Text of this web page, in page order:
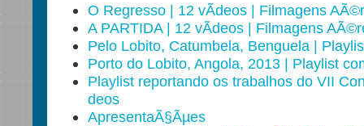
O Regresso | 12 vÃ­deos | Filmagens
A PARTIDA | 12 vÃ­deos | Filmagens
Pelo Lobito, Catumbela, Benguela |
Porto do Lobito, Angola, 2013 | Playlist
Playlist reportando os trabalhos do VII
deos
ApresentaÃ§Ãµes